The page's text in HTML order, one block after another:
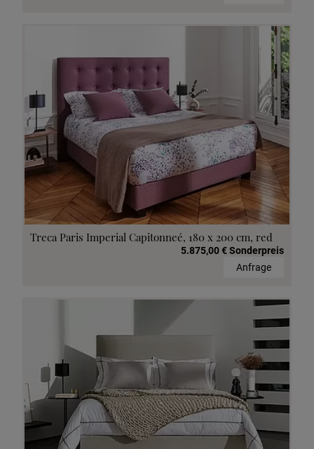
Treca Paris Imperial Capitonneé, 180 x 200 cm, red
5.875,00 € Sonderpreis
Anfrage